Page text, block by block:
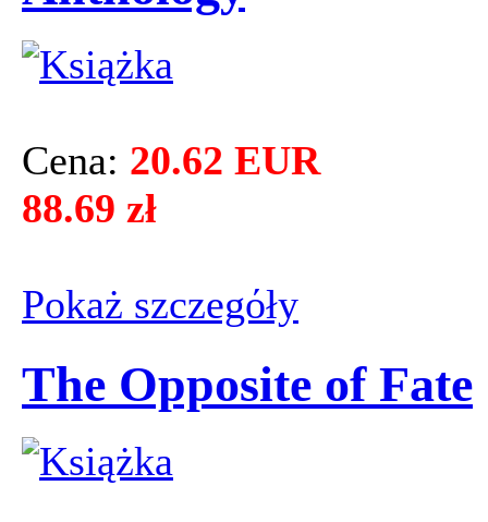
Cena: 20.62 EUR
88.69 zł
Pokaż szczegόły
The Opposite of Fate